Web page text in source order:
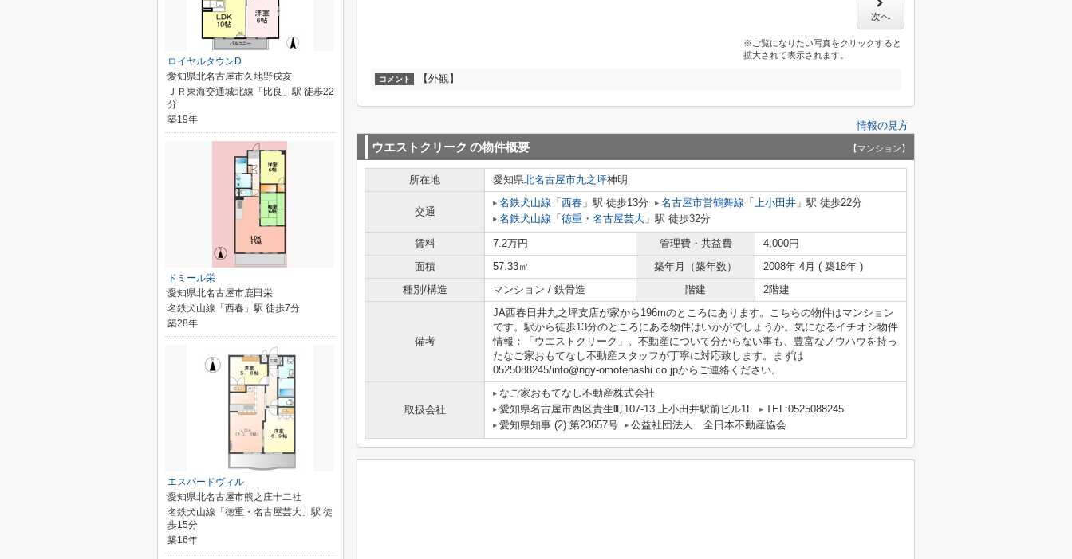
次へ
※ご覧になりたい写真をクリックすると
拡大されて表示されます。
コメント 【外観】
情報の見方
ウエストクリーク の物件概要 【マンション】
所在地 愛知県北名古屋市九之坪神明
交通
名鉄犬山線 「 西春 」駅 徒歩13分 名古屋市営鶴舞線 「 上小田井 」駅 徒歩22分
名鉄犬山線 「 徳重・名古屋芸大 」駅 徒歩32分
賃料 7.2万円 管理費・共益費
4,000円
面積
57.33㎡ 築年月（築年数）
2008年 4月 ( 築18年 )
種別/構造
マンション / 鉄骨造 階建 2階建
備考
JA西春日井九之坪支店が家から196mのところにあります。こちらの物件はマンション
です。駅から徒歩13分のところにある物件はいかがでしょうか。気になるイチオシ物件
情報：「ウエストクリーク」。不動産について分からない事も、豊富なノウハウを持っ
たなご家おもてなし不動産スタッフが丁寧に対応致します。まずは
0525088245/info@ngy-omotenashi.co.jpからご連絡ください。
取扱会社
なご家おもてなし不動産株式会社
愛知県名古屋市西区貴生町107-13 上小田井駅前ビル1F
TEL:0525088245
愛知県知事 (2) 第23657号
公益社団法人 全日本不動産協会
ロイヤルタウンD
愛知県北名古屋市久地野戌亥
ＪＲ東海交通城北線「比良」駅 徒歩22
分
築19年
ドミール栄
愛知県北名古屋市鹿田栄
名鉄犬山線「西春」駅 徒歩7分
築28年
エスパードヴィル
愛知県北名古屋市熊之庄十二社
名鉄犬山線「徳重・名古屋芸大」駅 徒
歩15分
築16年